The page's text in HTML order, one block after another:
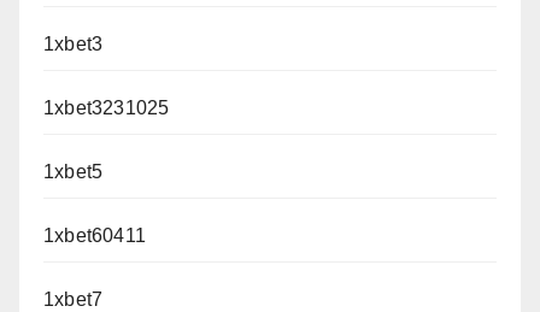
1xbet3
1xbet3231025
1xbet5
1xbet60411
1xbet7